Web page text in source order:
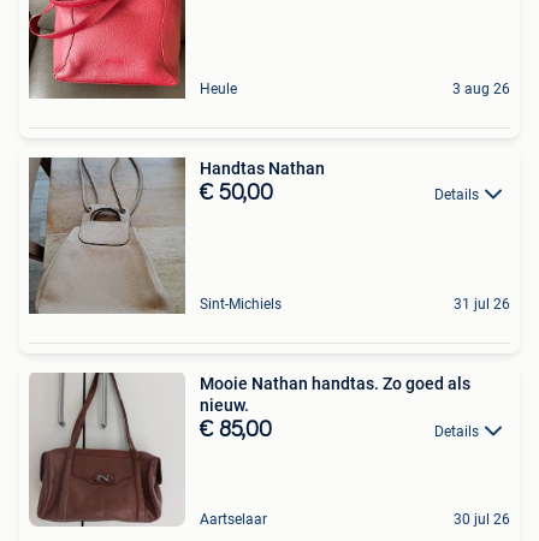
Heule 3 aug 26
Handtas Nathan
€ 50,00 Details
Sint-Michiels 31 jul 26
Mooie Nathan handtas. Zo goed als
nieuw.
€ 85,00 Details
Aartselaar 30 jul 26